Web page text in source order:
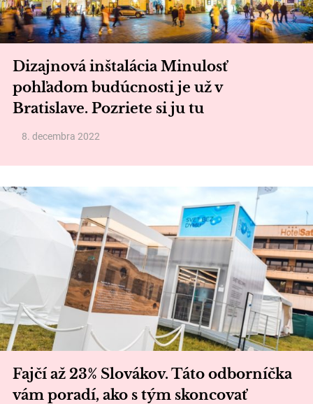
Dizajnová inštalácia Minulosť
pohľadom budúcnosti je už v
Bratislave. Pozriete si ju tu
8. decembra 2022
Fajčí až 23% Slovákov. Táto odborníčka
vám poradí, ako s tým skoncovať